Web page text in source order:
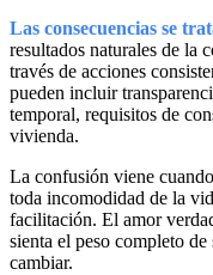
Las consecuencias se
resultados naturales de la
través de acciones
pueden incluir
temporal, requisitos de
vivienda.
La confusión viene
toda incomodidad de la
facilitación. El amor
sienta el peso completo
cambiar.